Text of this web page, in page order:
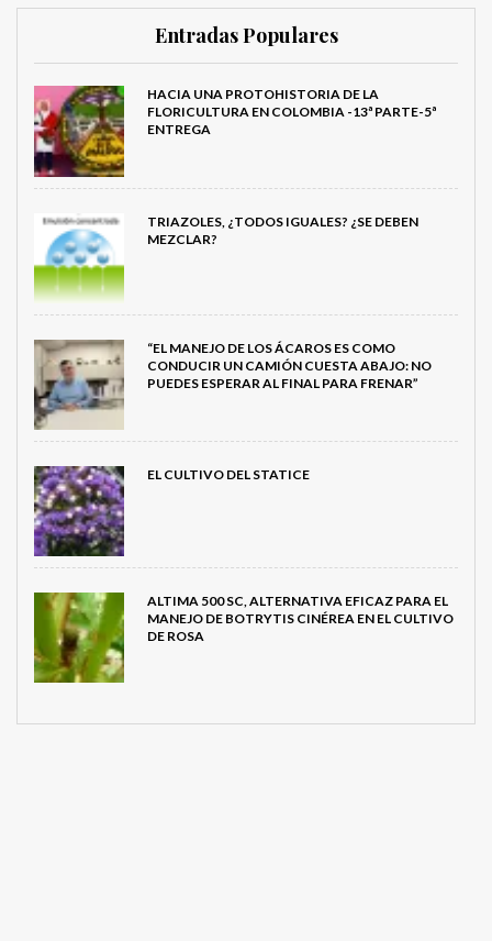
Entradas Populares
HACIA UNA PROTOHISTORIA DE LA
FLORICULTURA EN COLOMBIA -13ª PARTE-5ª
ENTREGA
TRIAZOLES, ¿TODOS IGUALES? ¿SE DEBEN
MEZCLAR?
“EL MANEJO DE LOS ÁCAROS ES COMO
CONDUCIR UN CAMIÓN CUESTA ABAJO: NO
PUEDES ESPERAR AL FINAL PARA FRENAR”
EL CULTIVO DEL STATICE
ALTIMA 500 SC, ALTERNATIVA EFICAZ PARA EL
MANEJO DE BOTRYTIS CINÉREA EN EL CULTIVO
DE ROSA